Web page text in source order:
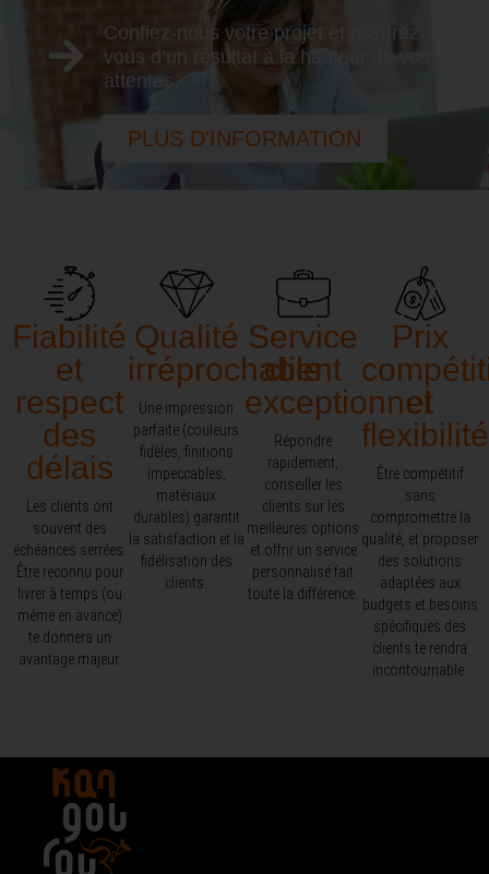
Confiez-nous votre projet et assurez-
vous d’un résultat à la hauteur de vos
attentes.
PLUS D'INFORMATION
Fiabilité
et
respect
des
délais
Les clients ont
souvent des
échéances serrées.
Être reconnu pour
livrer à temps (ou
même en avance)
te donnera un
avantage majeur.
Qualité
irréprochable
Une impression
parfaite (couleurs
fidèles, finitions
impeccables,
matériaux
durables) garantit
la satisfaction et la
fidélisation des
clients.
Service
client
exceptionnel​
Répondre
rapidement,
conseiller les
clients sur les
meilleures options
et offrir un service
personnalisé fait
toute la différence.
Prix
et
flexibilité
Être compétitif
sans
compromettre la
qualité, et proposer
des solutions
adaptées aux
budgets et besoins
spécifiques des
clients te rendra
incontournable.